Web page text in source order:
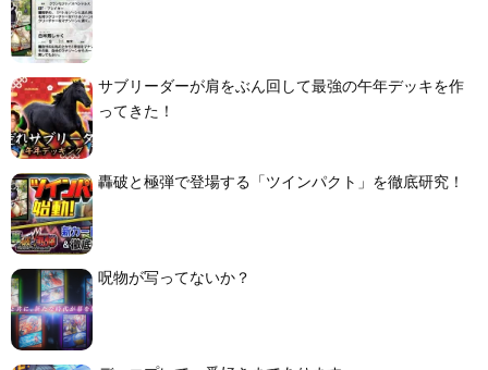
サブリーダーが肩をぶん回して最強の午年デッキを作
ってきた！
轟破と極弾で登場する「ツインパクト」を徹底研究！
呪物が写ってないか？